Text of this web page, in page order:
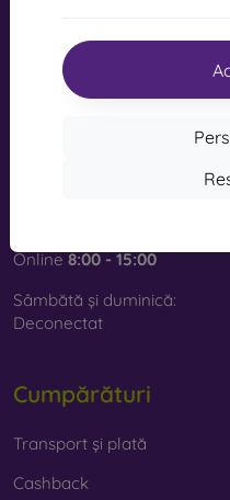
Contact
Online 8:00 - 15:00
Sâmbătă și duminică:
Deconectat
Cumpărături
Transport și plată
Cashback